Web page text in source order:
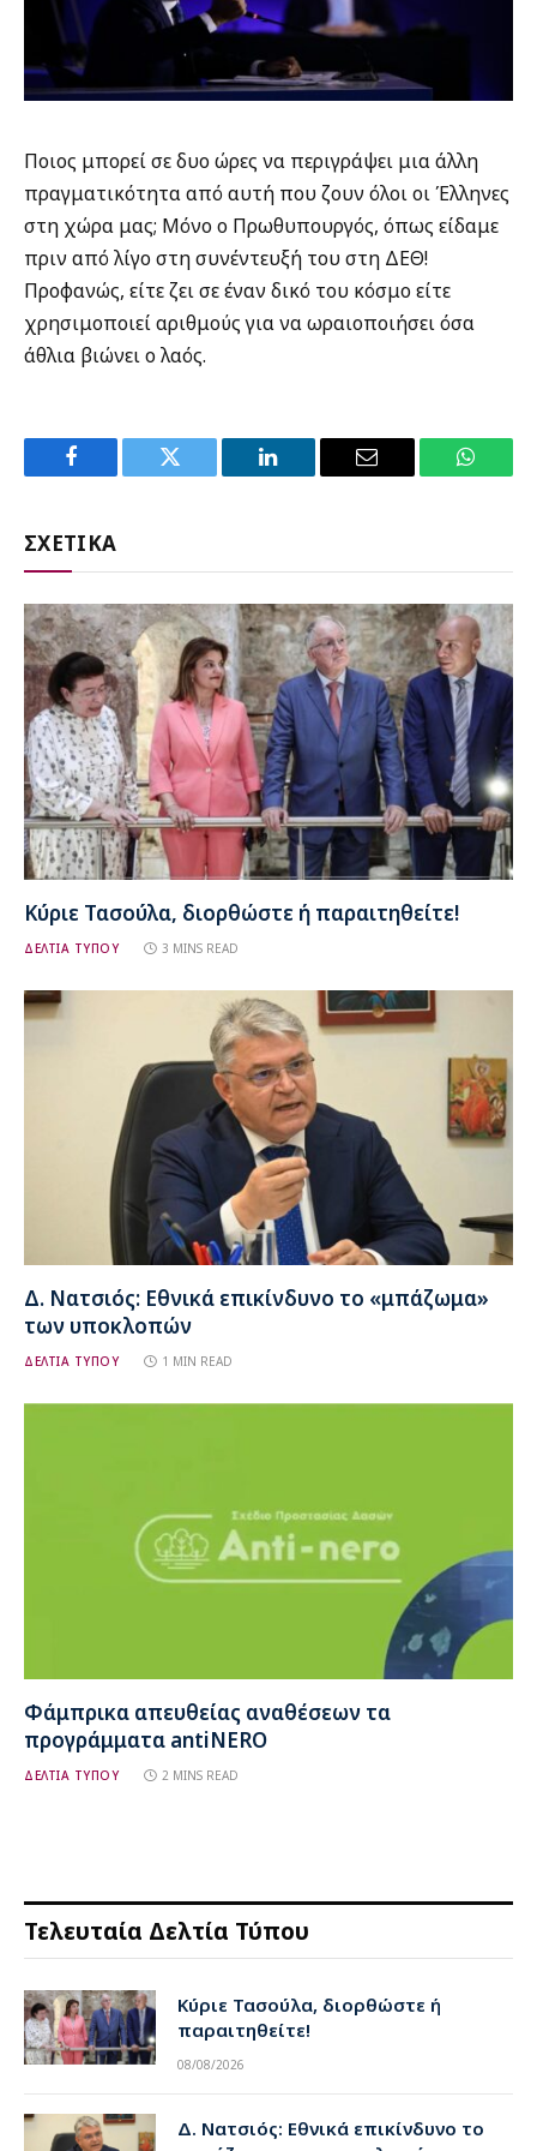
Ποιος μπορεί σε δυο ώρες να περιγράψει μια άλλη
πραγματικότητα από αυτή που ζουν όλοι οι Έλληνες
στη χώρα μας; Μόνο ο Πρωθυπουργός, όπως είδαμε
πριν από λίγο στη συνέντευξή του στη ΔΕΘ!
Προφανώς, είτε ζει σε έναν δικό του κόσμο είτε
χρησιμοποιεί αριθμούς για να ωραιοποιήσει όσα
άθλια βιώνει ο λαός.
Facebook Twitter LinkedIn Email
ΣΧΕΤΙΚΑ
Κύριε Τασούλα, διορθώστε ή παραιτηθείτε!
ΔΕΛΤΙΑ ΤΥΠΟΥ 3 MINS READ
Δ. Νατσιός: Εθνικά επικίνδυνο το «μπάζωμα»
των υποκλοπών
ΔΕΛΤΙΑ ΤΥΠΟΥ 1 MIN READ
Φάμπρικα απευθείας αναθέσεων τα
προγράμματα antiNERO
ΔΕΛΤΙΑ ΤΥΠΟΥ 2 MINS READ
Τελευταία Δελτία Τύπου
Κύριε Τασούλα, διορθώστε ή
παραιτηθείτε!
08/08/2026
Δ. Νατσιός: Εθνικά επικίνδυνο το